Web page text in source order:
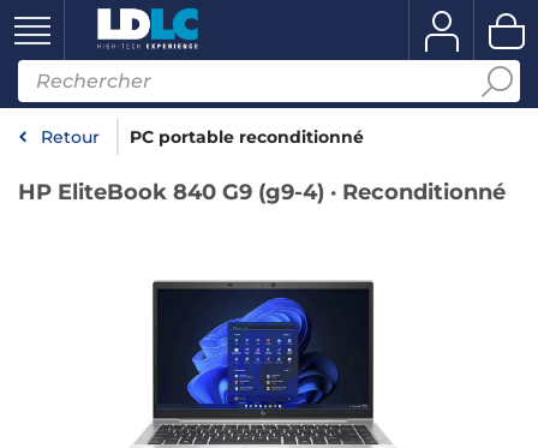
Retour PC portable reconditionné
HP EliteBook 840 G9 (g9-4) · Reconditionné